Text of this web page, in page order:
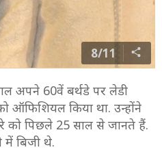
8/11
अपने 60वें बर्थडे पर लेडी
ऑफिशियल किया था. उन्होंने
को पिछले 25 साल से जानते हैं.
में बिजी थे.